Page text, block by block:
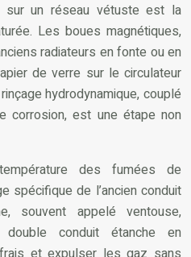
sur un réseau vétuste est la
Les boues magnétiques,
radiateurs en fonte ou en
de verre sur le circulateur
hydrodynamique, couplé
corrosion, est une étape non
des fumées de
spécifique de l’ancien conduit
souvent appelé ventouse,
double conduit étanche en